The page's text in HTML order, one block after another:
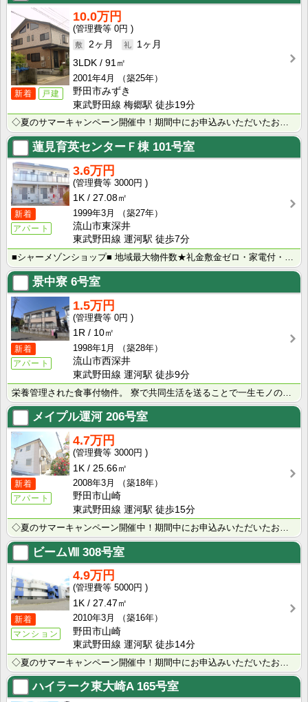
新着 戸建
10.0万円
0円
2ヶ月
1ヶ月
3LDK
91㎡
2001年4月
（築25年）
野田市みずき
東武野田線 梅郷駅 徒歩19分
◇夏のサマーキャンペーン開催中！期間中にお申込みいただいたお客様へ、500円分のQUOカード＋日用品･･･
蓮見育英センターＦ棟101号室
新着
アパート
3.6万円
3000円
1K
27.08㎡
1999年3月
（築27年）
流山市東深井
東武野田線 運河駅 徒歩7分
■シャーメゾンショップ■ 地域最大物件数★礼金敷金ゼロ・家電付・大手ハウスメーカー施工物件・学生様向･･･
景中寮 6号室
新着
アパート
1.5万円
0円
1R
10㎡
1998年1月
（築28年）
流山市西深井
東武野田線 運河駅 徒歩9分
メイプル運河 206号室
新着
アパート
4.7万円
3000円
1K
25.66㎡
2008年3月
（築18年）
野田市山崎
東武野田線 運河駅 徒歩15分
ビームⅧ 308号室
新着
マンション
4.9万円
5000円
1K
27.47㎡
2010年3月
（築16年）
野田市山崎
東武野田線 運河駅 徒歩14分
ハイラーク東大崎A165号室